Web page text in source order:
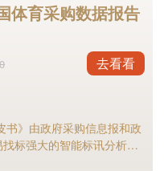
体育采购数据报告
去看看
书》由政府采购信息报和政
标强大的智能标讯分析能